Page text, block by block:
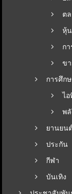
ต
หุ้
ก
ข
การศึก
ไอ
พ
ยานยนต์
ประกัน
กีฬา
บันเทิง